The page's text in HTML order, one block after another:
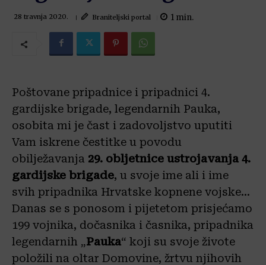
28 travnja 2020. Braniteljski portal 1 min.
Poštovane pripadnice i pripadnici 4.
gardijske brigade, legendarnih Pauka,
osobita mi je čast i zadovoljstvo uputiti
Vam iskrene čestitke u povodu
obilježavanja 29. obljetnice ustrojavanja 4.
gardijske brigade, u svoje ime ali i ime
svih pripadnika Hrvatske kopnene vojske…
Danas se s ponosom i pijetetom prisjećamo
199 vojnika, dočasnika i časnika, pripadnika
legendarnih „Pauka“ koji su svoje živote
položili na oltar Domovine, žrtvu njihovih